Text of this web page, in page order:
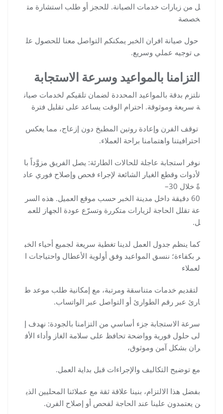
ل من زيارات خدمات الصيانة. للحجز أو طلب استشارة مت
خصصة
حول صيانة افران الخبر يمكنكم التواصل معنا للحصول عل
ى توجيه عملي وسريع.
التزامنا بالمواعيد وسرعة الاستجابة
نلتزم بدقة بالمواعيد المحددة لضمان تلقيكم لخدمات صيان
ة سريعة وموثوقة. احترام الوقت يساعد على تقليل فترة
توقف الفرن وإعادة روتين المطبخ دون إزعاج، مما يعكس
احترافيتنا واهتمامنا براحة العملاء.
نوفر استجابة عاجلة للحالات الطارئة: يصل الفريق مزوَّداً با
لأدوات وقطع الغيار الشائعة لإجراء فحص وإصلاح فوري عاد
ةً خلال 30–
60 دقيقة داخل مدينة الخبر حسب موقع العميل. هذه السر
عة تقلل الحاجة لزيارات متكررة وتسرّع عودة الجهاز للعم
ل.
كما ينظم جدول العمل لدينا تغطية سريعة لجميع أحياء الخب
ر بكفاءة؛ ننسق المواعيد وفق أولوية الأعطال واحتياجات ا
لعملاء
لتقديم خدمات متناسقة ومرتبة، مع إمكانية طلب موعد ط
ارئ عبر رقم الطوارئ أو التواصل عبر الواتساب.
سرعة الاستجابة جزء أساسي من التزامنا بالجودة: نهدف إ
لى حلول فورية وواضحة تحافظ على سلامة الغاز وأداء الأف
ران بشكل آمن وموثوق،
مع توضيح التكاليف والإجراءات قبل بداية العمل.
بفضل هذا الالتزام، بنينا علاقة ثقة مع عملائنا المحليين الذي
ن يعتمدون علينا عند الحاجة لفحص أو إصلاح الفرن.